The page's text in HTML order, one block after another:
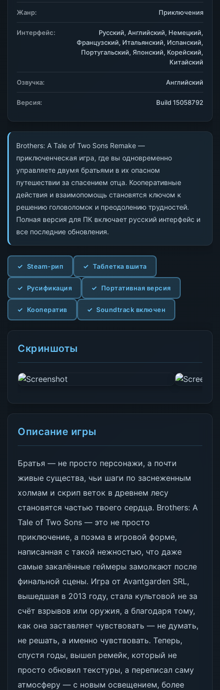
Brothers: A Tale of Two Sons Remake —
приключенческая игра, где вы одновременно
управляете двумя братьями в их опасном
путешествии за спасением отца. Кооперативные
действия и взаимопомощь становятся ключом к
решению головоломок и преодолению трудностей.
Полная версия для ПК включает русский интерфейс и
все последние обновления.
Steam-рип Таблетка вшита
Русификация Портативная версия
Кооператив Soundtrack включен
Скриншоты
Описание игры
Братья — не просто персонажи, а почти
живые существа, чьи шаги по заснеженным
холмам и скрип веток в древнем лесу
становятся частью твоего сердца. Brothers: A
Tale of Two Sons — это не просто
приключение, а поэма в игровой форме,
написанная с такой нежностью, что даже
самые закалённые геймеры замолкают после
финальной сцены. Игра от Avantgarden SRL,
вышедшая в 2013 году, стала культовой не за
счёт взрывов или оружия, а благодаря тому,
как она заставляет чувствовать — не думать,
не решать, а именно чувствовать. Теперь,
спустя годы, вышел ремейк, который не
просто обновил текстуры, а переписал саму
атмосферу — с новым освещением, более
Жанр: Приключения
Интерфейс:
Русский, Английский, Немецкий,
Французский, Итальянский, Испанский,
Португальский, Японский, Корейский,
Китайский
Озвучка: Английский
Версия: Build 15058792